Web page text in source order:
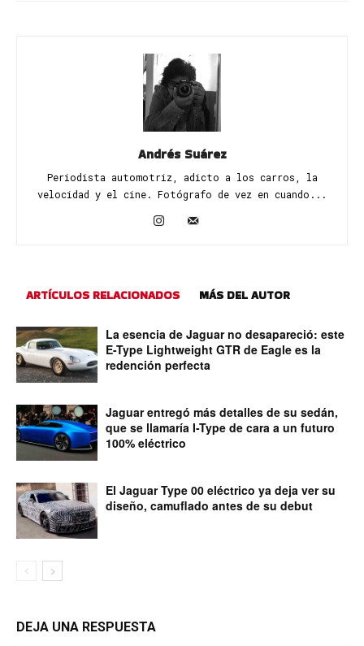
Andrés Suárez
Periodista automotriz, adicto a los carros, la
velocidad y el cine. Fotógrafo de vez en cuando...
ARTÍCULOS RELACIONADOS MÁS DEL AUTOR
La esencia de Jaguar no desapareció: este
E-Type Lightweight GTR de Eagle es la
redención perfecta
Jaguar entregó más detalles de su sedán,
que se llamaría I-Type de cara a un futuro
100% eléctrico
El Jaguar Type 00 eléctrico ya deja ver su
diseño, camuflado antes de su debut
DEJA UNA RESPUESTA